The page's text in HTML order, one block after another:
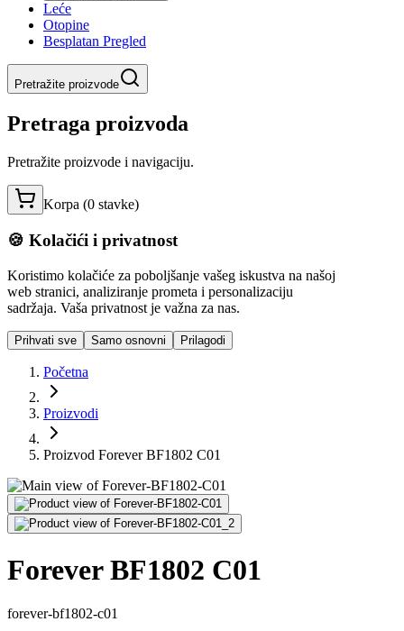
Leće
Otopine
Besplatan Pregled
Pretražite proizvode
Pretraga proizvoda
Pretražite proizvode i navigaciju.
Korpa (0 stavke)
🍪 Kolačići i privatnost
Koristimo kolačiće za poboljšanje vašeg iskustva na našoj
web stranici, analiziranje prometa i personalizaciju
sadržaja. Vaša privatnost je važna za nas.
Prihvati sve Samo osnovni Prilagodi
Početna
Proizvodi
Proizvod Forever BF1802 C01
Forever BF1802 C01
forever-bf1802-c01